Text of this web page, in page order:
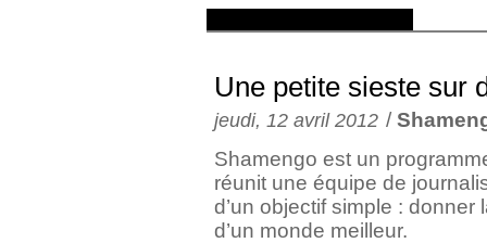
Une petite sieste sur
jeudi, 12 avril 2012 /
Shamengo est un
réunit une équipe de
d’un objectif simple :
d’un monde meilleur.